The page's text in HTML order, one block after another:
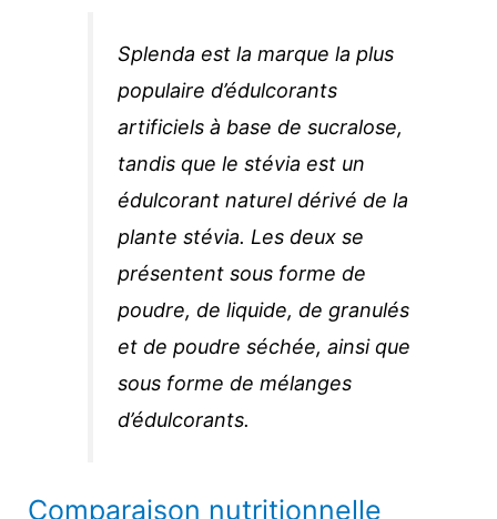
Splenda est la marque la plus
populaire d’édulcorants
artificiels à base de sucralose,
tandis que le stévia est un
édulcorant naturel dérivé de la
plante stévia. Les deux se
présentent sous forme de
poudre, de liquide, de granulés
et de poudre séchée, ainsi que
sous forme de mélanges
d’édulcorants.
Comparaison nutritionnelle